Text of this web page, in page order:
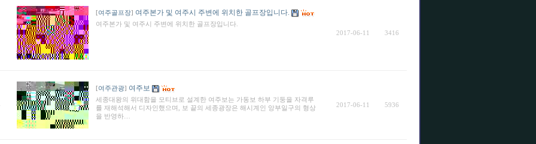
[여주골프장] 여주본가 및 여주시 주변에 위치한 골프장입니다.
여주본가 및 여주시 주변에 위치한 골프장입니다.
2017-06-11 3416
[여주관광] 여주보
세종대왕의 위대함을 모티브로 설계한 여주보는 가동보 하부 기둥을 자격루
를 재해석해서 디자인했으며, 보 끝의 세종광장은 해시계인 앙부일구의 형상
을 반영하…
2017-06-11 5936